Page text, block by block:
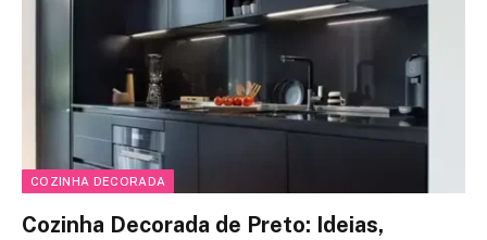
COZINHA DECORADA
Cozinha Decorada de Preto: Ideias,